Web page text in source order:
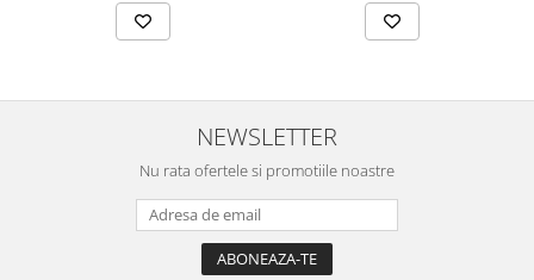
CREATURES OF CURIOSITY
FLOWER FESTIVAL BLUE
FLOWER FESTIVAL RED
NEWSLETTER
Nu rata ofertele si promotiile noastre